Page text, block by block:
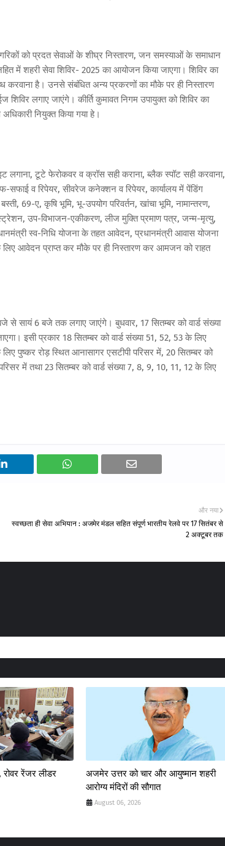
को प्रदत सेवाओं के शीघ्र निस्तारण, जन समस्याओं के समाधान
में शहरी सेवा शिविर- 2025 का आयोजन किया जाएगा। शिविर का
करवाना है। उनसे संबंधित अन्य प्रकरणों का मौके पर ही निस्तारण
शिविर लगाए जाएंगे। कीर्ति कुमावत निगम उपायुक्त को शिविर का
नियुक्त किया गया हे।
लगाना, टूटे फेरोकवर व क्रॉस सही कराना, ब्लैक स्पॉट सही करवाना,
सफाई व रिपेयर, सीवरेज कनेक्शन व रिपेयर, कार्यालय में पेंडिंग
69-ए, कृषि भूमि, भू-उपयोग परिवर्तन, खांचा भूमि, नामान्तरण,
उप-विभाजन-एकीकरण, लीज मुक्ति प्रमाण पत्र, जन्म-मृत्यु,
स्व-निधि योजना के तहत आवेदन, प्रधानमंत्री आवास योजना
आवेदन प्राप्त कर मौके पर ही निस्तारण कर आमजन को राहत
बजे से सायं 6 बजे तक लगाए जाएंगे। बुधवार, 17 सितम्बर को वार्ड संख्या
इसी प्रकार 18 सितम्बर को वार्ड संख्या 51, 52, 53 के लिए
पुष्कर रोड़ स्थित आनासागर एसटीपी परिसर में, 20 सितम्बर को
में तथा 23 सितम्बर को वार्ड संख्या 7, 8, 9, 10, 11, 12 के लिए
और नया
स्वच्छता ही सेवा अभियान : अजमेर मंडल सहित संपूर्ण भारतीय रेलवे पर 17 सितंबर से
2 अक्टूबर तक
रोवर रेंजर लीडर
अजमेर उत्तर को चार और आयुष्मान शहरी
आरोग्य मंदिरों की सौगात
August 06, 2026